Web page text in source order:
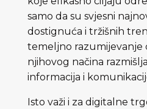
samo da su svjesni
dostignuća i tržišnih
temeljno razumijevanje
njihovog načina
informacija i
Isto važi i za digitalne